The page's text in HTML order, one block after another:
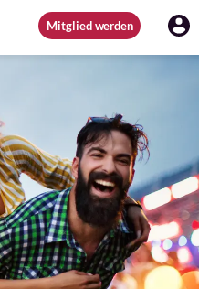
Mitglied werden